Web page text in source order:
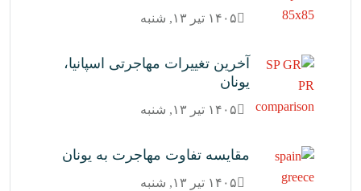
۱۴۰۵ تیر ۱۳, شنبه
آخرین تغییرات مهاجرتی اسپانیا،
یونان
۱۴۰۵ تیر ۱۳, شنبه
مقایسه تفاوت مهاجرت به یونان
۱۴۰۵ تیر ۱۳, شنبه